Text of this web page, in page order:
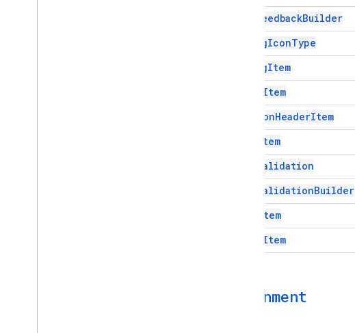
FeedbackBuilder
RatingIconType
RatingItem
Item
SectionHeaderItem
Item
Validation
ValidationBuilder
Item
Item
Alignment